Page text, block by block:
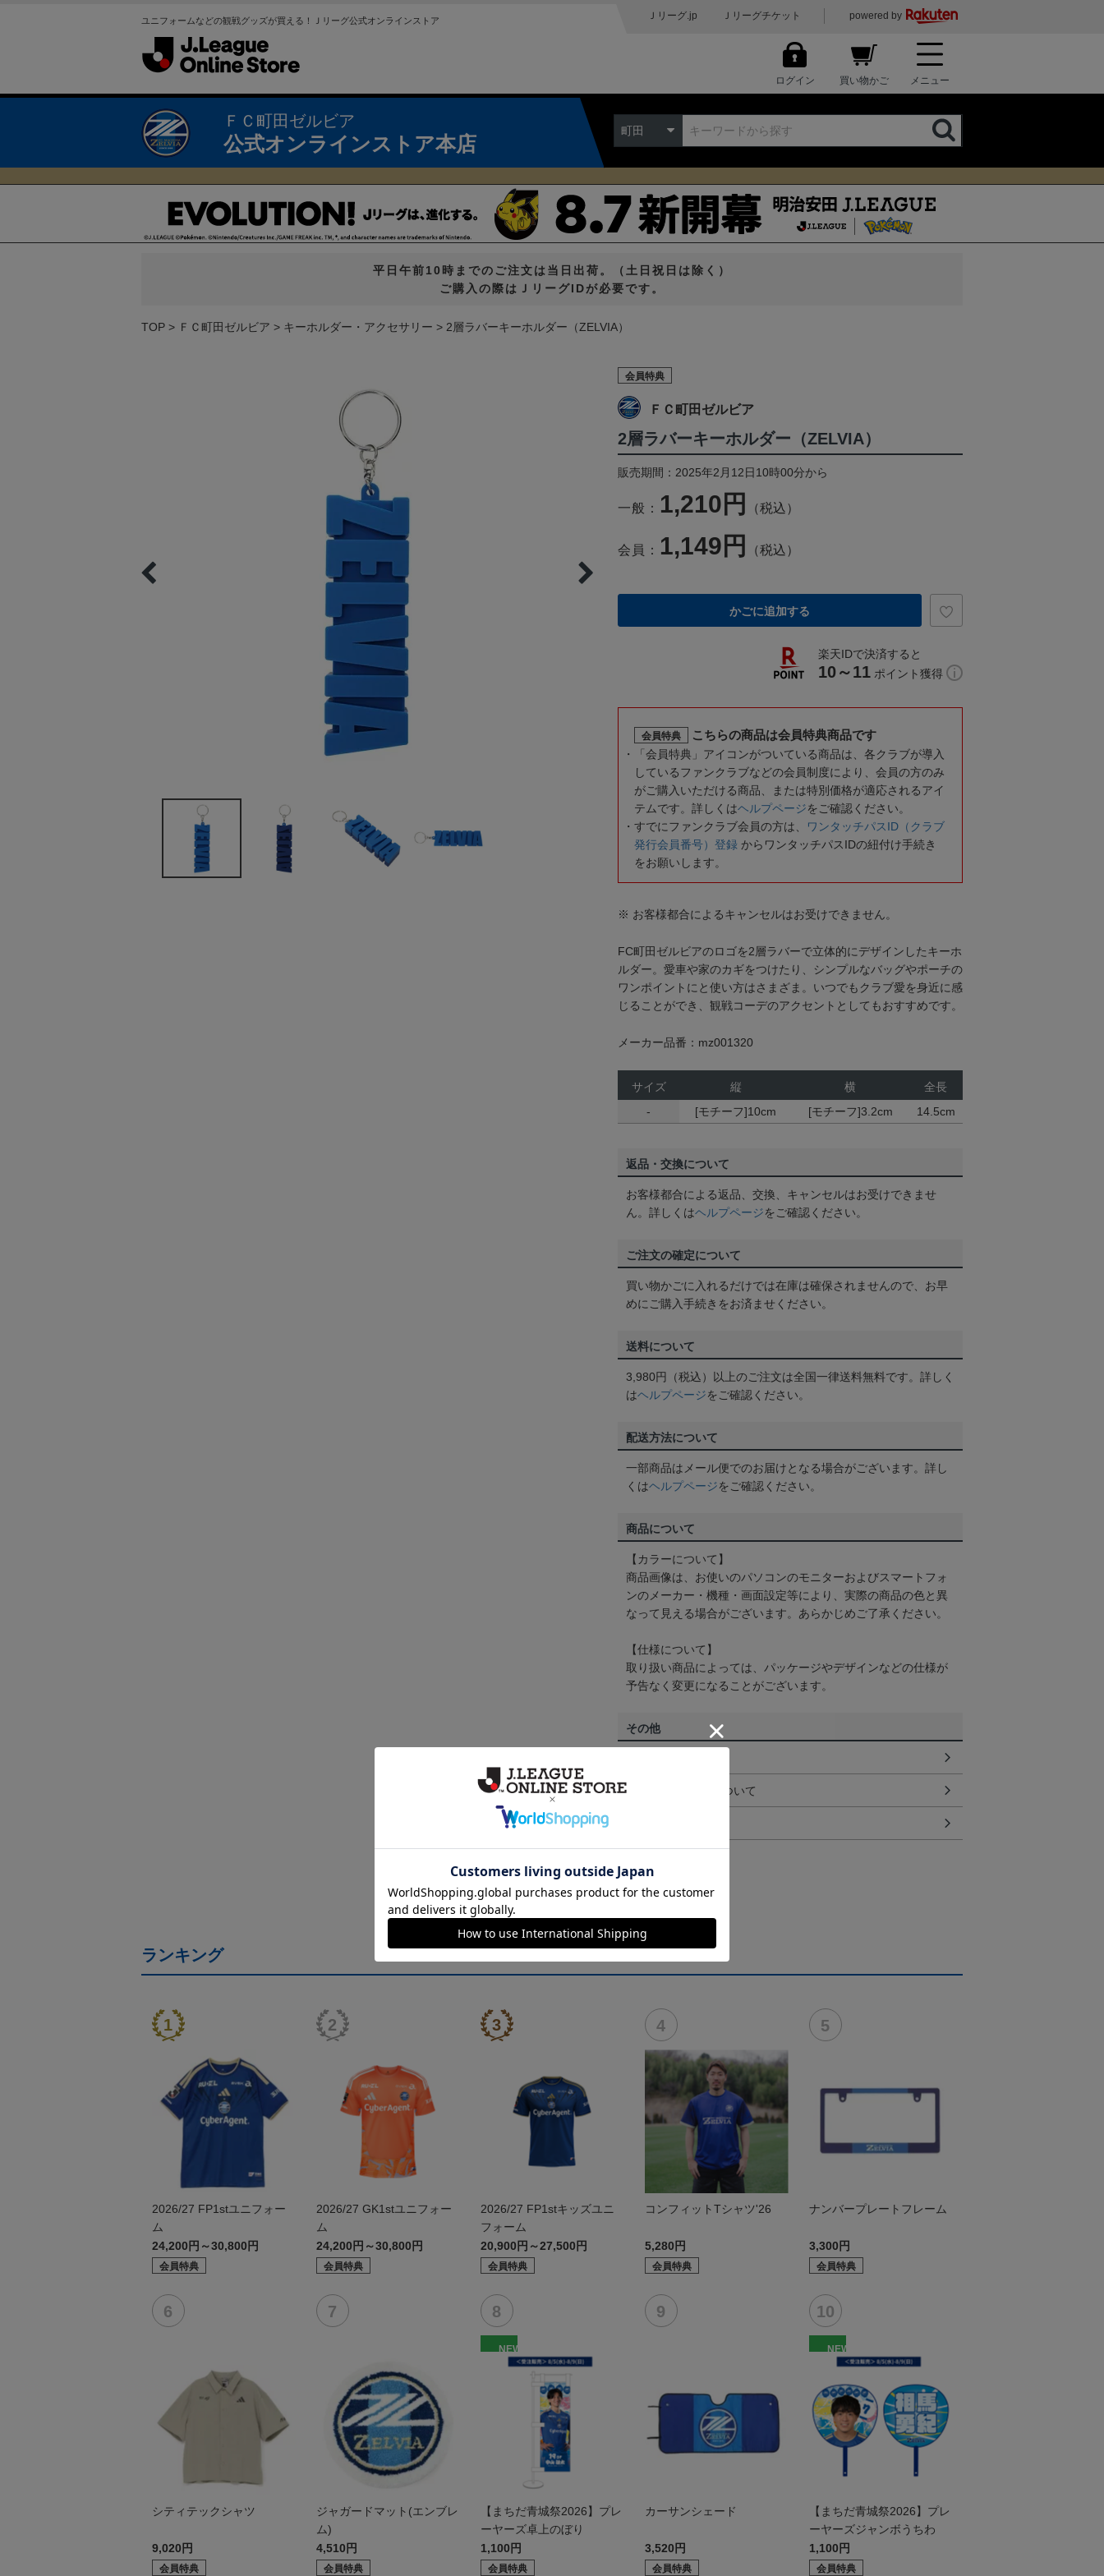
ユニフォームなどの観戦グッズが買える！Ｊリーグ公式オンラインストア Ｊリーグ.jp Ｊリーグチケット powered by
ログイン 買い物かご メニュー
ＦＣ町田ゼルビア
公式オンラインストア本店
町田
平日午前10時までのご注文は当日出荷。（土日祝日は除く）
ご購入の際はＪリーグIDが必要です。
TOP ＦＣ町田ゼルビア キーホルダー・アクセサリー 2層ラバーキーホルダー（ZELVIA）
会員特典
ＦＣ町田ゼルビア
2層ラバーキーホルダー（ZELVIA）
販売期間：2025年2月12日10時00分から
一般： 1,210円 （税込）
会員： 1,149円 （税込）
かごに追加する
楽天IDで決済すると
10～11 ポイント獲得
会員特典 こちらの商品は会員特典商品です
「会員特典」アイコンがついている商品は、各クラブが導入
しているファンクラブなどの会員制度により、会員の方のみ
がご購入いただける商品、または特別価格が適応されるアイ
テムです。詳しくはヘルプページをご確認ください。
すでにファンクラブ会員の方は、
ワンタッチパスID（クラブ
発行会員番号）登録 からワンタッチパスIDの紐付け手続き
をお願いします。
※ お客様都合によるキャンセルはお受けできません。
FC町田ゼルビアのロゴを2層ラバーで立体的にデザインしたキーホ
ルダー。愛車や家のカギをつけたり、シンプルなバッグやポーチの
ワンポイントにと使い方はさまざま。いつでもクラブ愛を身近に感
じることができ、観戦コーデのアクセントとしてもおすすめです。
メーカー品番：mz001320
サイズ 縦 横
全長
-
[モチーフ]10cm [モチーフ]3.2cm 14.5cm
返品・交換について
お客様都合による返品、交換、キャンセルはお受けできませ
ん。詳しくはヘルプページをご確認ください。
ご注文の確定について
買い物かごに入れるだけでは在庫は確保されませんので、お早
めにご購入手続きをお済ませください。
送料について
3,980円（税込）以上のご注文は全国一律送料無料です。詳しく
はヘルプページをご確認ください。
配送方法について
一部商品はメール便でのお届けとなる場合がございます。詳し
くはヘルプページをご確認ください。
商品について
【カラーについて】
商品画像は、お使いのパソコンのモニターおよびスマートフォ
ンのメーカー・機種・画面設定等により、実際の商品の色と異
なって見える場合がございます。あらかじめご了承ください。
【仕様について】
取り扱い商品によっては、パッケージやデザインなどの仕様が
予告なく変更になることがございます。
その他
ギフト対応について
ランキング
2026/27 FP1stユニフォー
ム
24,200円～30,800円
会員特典
2026/27 GK1stユニフォー
ム
24,200円～30,800円
会員特典
2026/27 FP1stキッズユニ
フォーム
20,900円～27,500円
会員特典
コンフィットTシャツ'26
5,280円
会員特典
ナンバープレートフレーム
3,300円
会員特典
シティテックシャツ
9,020円
会員特典
ジャガードマット(エンブレ
ム)
4,510円
会員特典
NEW
【まちだ青城祭2026】プレ
ーヤーズ卓上のぼり
1,100円
会員特典
カーサンシェード
3,520円
会員特典
NEW
【まちだ青城祭2026】プレ
ーヤーズジャンボうちわ
1,100円
会員特典